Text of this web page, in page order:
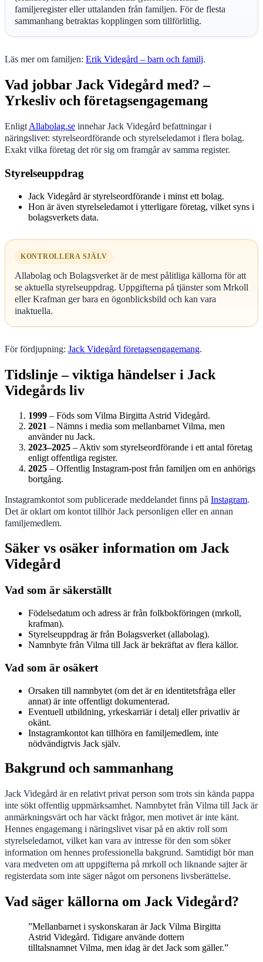
familjeregister eller uttalanden från familjen. För de flesta
sammanhang betraktas kopplingen som tillförlitlig.
Läs mer om familjen: Erik Videgård – barn och familj.
Vad jobbar Jack Videgård med? –
Yrkesliv och företagsengagemang
EnligtAllabolag.se innehar Jack Videgård befattningar i
näringslivet: styrelseordförande och styrelseledamot i flera bolag.
Exakt vilka företag det rör sig om framgår av samma register.
Styrelseuppdrag
Jack Videgård är styrelseordförande i minst ett bolag.
Hon är även styrelseledamot i ytterligare företag, vilket syns i
bolagsverkets data.
KONTROLLERA SJÄLV
Allabolag och Bolagsverket är de mest pålitliga källorna för att
se aktuella styrelseuppdrag. Uppgifterna på tjänster som Mrkoll
eller Krafman ger bara en ögonblicksbild och kan vara
inaktuella.
För fördjupning: Jack Videgård företagsengagemang.
Tidslinje – viktiga händelser i Jack
Videgårds liv
1999 – Föds som Vilma Birgitta Astrid Videgård.
2021 – Nämns i media som mellanbarnet Vilma, men
använder nu Jack.
2023–2025 – Aktiv som styrelseordförande i ett antal företag
enligt offentliga register.
2025 – Offentlig Instagram-post från familjen om en anhörigs
bortgång.
Instagramkontot som publicerade meddelandet finns på Instagram.
Det är oklart om kontot tillhör Jack personligen eller en annan
familjemedlem.
Säker vs osäker information om Jack
Videgård
Vad som är säkerställt
Födelsedatum och adress är från folkbokföringen (mrkoll,
krafman).
Styrelseuppdrag är från Bolagsverket (allabolag).
Namnbyte från Vilma till Jack är bekräftat av flera källor.
Vad som är osäkert
Orsaken till namnbytet (om det är en identitetsfråga eller
annat) är inte offentligt dokumenterad.
Eventuell utbildning, yrkeskarriär i detalj eller privatliv är
okänt.
Instagramkontot kan tillhöra en familjemedlem, inte
nödvändigtvis Jack själv.
Bakgrund och sammanhang
Jack Videgård är en relativt privat person som trots sin kända pappa
inte sökt offentlig uppmärksamhet. Namnbytet från Vilma till Jack är
anmärkningsvärt och har väckt frågor, men motivet är inte känt.
Hennes engagemang i näringslivet visar på en aktiv roll som
styrelseledamot, vilket kan vara av intresse för den som söker
information om hennes professionella bakgrund. Samtidigt bör man
vara medveten om att uppgifterna på mrkoll och liknande sajter är
registerdata som inte säger något om personens livsberättelse.
Vad säger källorna om Jack Videgård?
”Mellanbarnet i syskonskaran är Jack Vilma Birgitta
Astrid Videgård. Tidigare använde dottern
tilltalsnamnet Vilma, men idag är det Jack som gäller.”